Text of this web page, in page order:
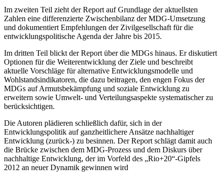
Im zweiten Teil zieht der Report auf Grundlage der aktuellsten
Zahlen eine differenzierte Zwischenbilanz der MDG-Umsetzung
und dokumentiert Empfehlungen der Zivilgesellschaft für die
entwicklungspolitische Agenda der Jahre bis 2015.
Im dritten Teil blickt der Report über die MDGs hinaus. Er diskutiert
Optionen für die Weiterentwicklung der Ziele und beschreibt
aktuelle Vorschläge für alternative Entwicklungsmodelle und
Wohlstandsindikatoren, die dazu beitragen, den engen Fokus der
MDGs auf Armutsbekämpfung und soziale Entwicklung zu
erweitern sowie Umwelt- und Verteilungsaspekte systematischer zu
berücksichtigen.
Die Autoren plädieren schließlich dafür, sich in der
Entwicklungspolitik auf ganzheitlichere Ansätze nachhaltiger
Entwicklung (zurück-) zu besinnen. Der Report schlägt damit auch
die Brücke zwischen dem MDG-Prozess und dem Diskurs über
nachhaltige Entwicklung, der im Vorfeld des „Rio+20“-Gipfels
2012 an neuer Dynamik gewinnen wird